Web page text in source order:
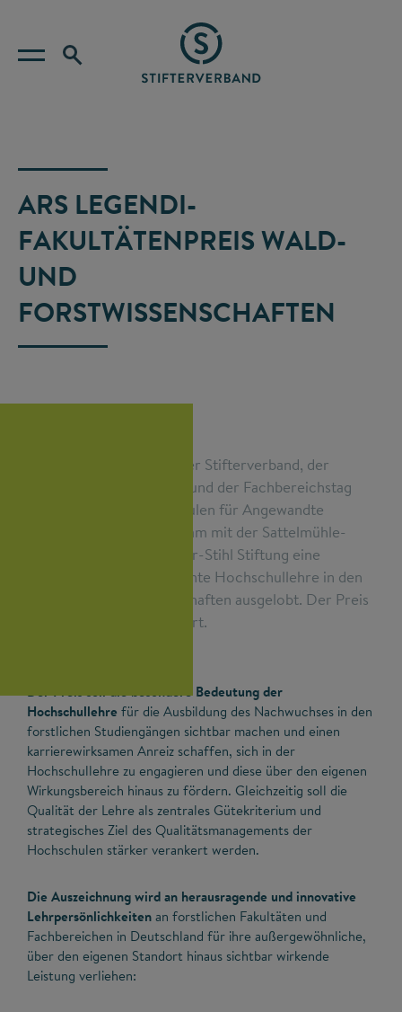
ARS LEGENDI-
FAKULTÄTENPREIS WALD-
UND
FORSTWISSENSCHAFTEN
Zum dritten Mal haben der Stifterverband, der
Forstliche Fakultätentag und der Fachbereichstag
der forstlichen Hochschulen für Angewandte
Wissenschaften gemeinsam mit der Sattelmühle-
Stiftung und der Eva Mayr-Stihl Stiftung eine
Auszeichnung für exzellente Hochschullehre in den
Wald- und Forstwissenschaften ausgelobt. Der Preis
ist mit 15.000 Euro dotiert.
Der Preis soll die besondere Bedeutung der
Hochschullehre für die Ausbildung des Nachwuchses in den
forstlichen Studiengängen sichtbar machen und einen
karrierewirksamen Anreiz schaffen, sich in der
Hochschullehre zu engagieren und diese über den eigenen
Wirkungsbereich hinaus zu fördern. Gleichzeitig soll die
Qualität der Lehre als zentrales Gütekriterium und
strategisches Ziel des Qualitätsmanagements der
Hochschulen stärker verankert werden.
Die Auszeichnung wird an herausragende und innovative
Lehrpersönlichkeitenan forstlichen Fakultäten und
Fachbereichen in Deutschland für ihre außergewöhnliche,
über den eigenen Standort hinaus sichtbar wirkende
Leistung verliehen: